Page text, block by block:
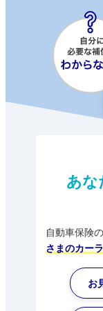
あな
自動車保険
さまのカー
お